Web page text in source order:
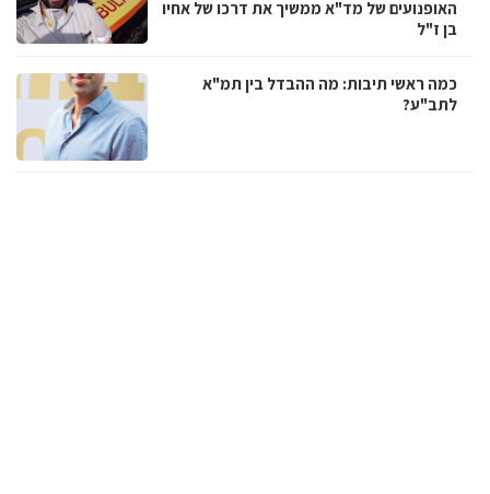
האופנועים של מד"א ממשיך את דרכו של אחיו
בן ז"ל
כמה ראשי תיבות: מה ההבדל בין תמ"א
לתב"ע?